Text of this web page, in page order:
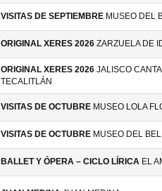
VISITAS DE SEPTIEMBRE MUSEO DEL
ORIGINAL XERES 2026 ZARZUELA DE
ORIGINAL XERES 2026 JALISCO
TECALITLÁN
VISITAS DE OCTUBRE MUSEO LOLA
VISITAS DE OCTUBRE MUSEO DEL
BALLET Y ÓPERA – CICLO LÍRICA EL